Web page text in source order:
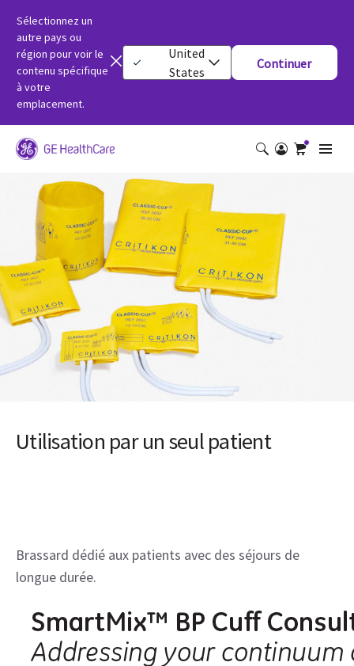
Sélectionnez un
autre pays ou
région pour voir le
contenu spécifique
à votre
emplacement.
United
States
Continuer
Utilisation par un seul patient
Brassard dédié aux patients avec des séjours de
longue durée.